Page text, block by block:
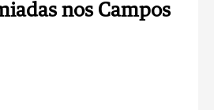
nos Campos